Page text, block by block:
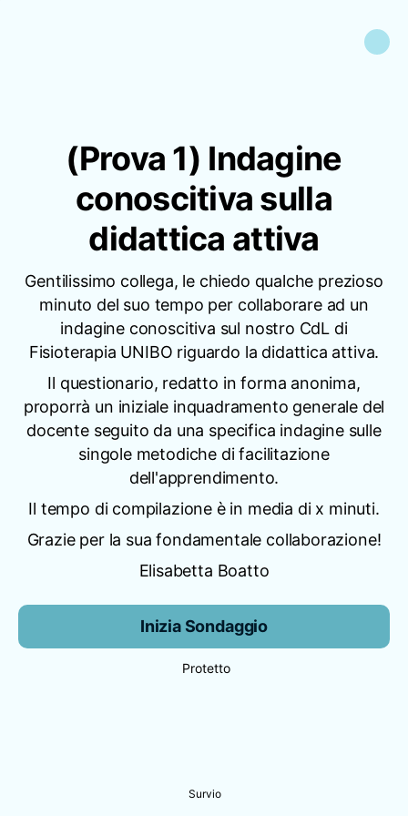
(Prova 1) Indagine
conoscitiva sulla
didattica attiva
Gentilissimo collega, le chiedo qualche prezioso
minuto del suo tempo per collaborare ad un
indagine conoscitiva sul nostro CdL di
Fisioterapia UNIBO riguardo la didattica attiva.
Il questionario, redatto in forma anonima,
proporrà un iniziale inquadramento generale del
docente seguito da una specifica indagine sulle
singole metodiche di facilitazione
dell'apprendimento.
Il tempo di compilazione è in media di x minuti.
Grazie per la sua fondamentale collaborazione!
Elisabetta Boatto
Inizia Sondaggio
Protetto
Survio